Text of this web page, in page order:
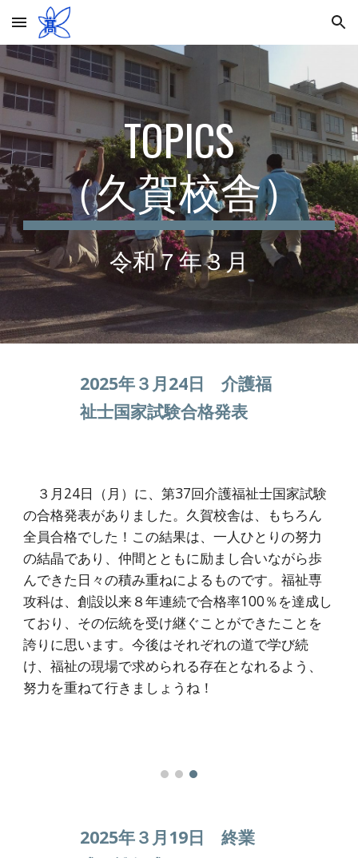
Skip to main content Skip to navigation
TOPICS
（久賀校舎）
令和７年３月
2025年３ 月24日介護福
祉士国家試験合格発表
３月24日（月）に、第37回介護福祉士国家試験
の合格発表がありました。久賀校舎は、もちろん
全員合格でした！この結果は、一人ひとりの努力
の結晶であり、仲間とともに励まし合いながら歩
んできた日々の積み重ねによるものです。福祉専
攻科は、創設以来８年連続で合格率100％を達成し
ており、その伝統を受け継ぐことができたことを
誇りに思います。今後はそれぞれの道で学び続
け、福祉の現場で求められる存在となれるよう、
努力を重ねて行きましょうね！
2025年３月19日 終業